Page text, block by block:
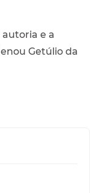
autoria e a
Getúlio da